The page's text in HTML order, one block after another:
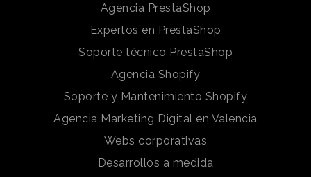
Agencia PrestaShop
Expertos en PrestaShop
Soporte técnico PrestaShop
Agencia Shopify
Soporte y Mantenimiento Shopify
Agencia Marketing Digital en Valencia
Webs corporativas
Desarrollos a medida